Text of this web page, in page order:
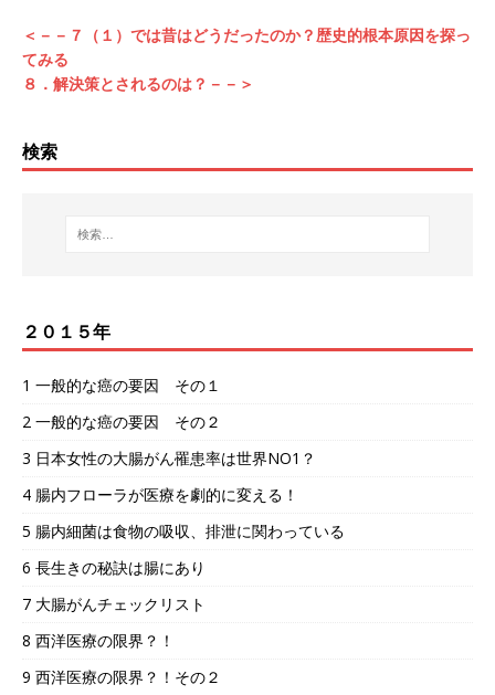
＜－－７（１）では昔はどうだったのか？歴史的根本原因を探っ
てみる
８．解決策とされるのは？－－＞
検索
２０１５年
1 一般的な癌の要因 その１
2 一般的な癌の要因 その２
3 日本女性の大腸がん罹患率は世界NO1？
4 腸内フローラが医療を劇的に変える！
5 腸内細菌は食物の吸収、排泄に関わっている
6 長生きの秘訣は腸にあり
7 大腸がんチェックリスト
8 西洋医療の限界？！
9 西洋医療の限界？！その２